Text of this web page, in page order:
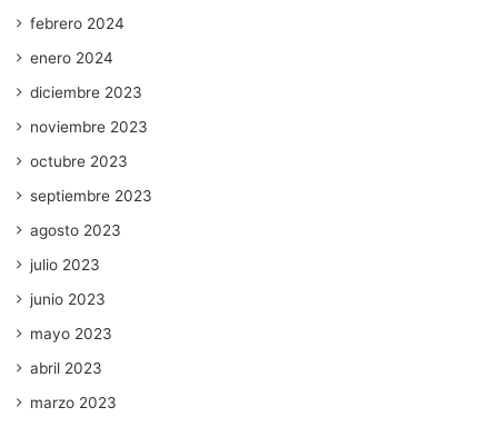
febrero 2024
enero 2024
diciembre 2023
noviembre 2023
octubre 2023
septiembre 2023
agosto 2023
julio 2023
junio 2023
mayo 2023
abril 2023
marzo 2023